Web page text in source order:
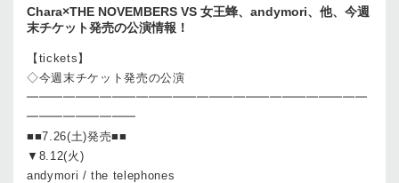
Chara×THE NOVEMBERS VS 女王蜂、andymori、他、今週
末チケット発売の公演情報！
【tickets】
◇今週末チケット発売の公演
━━━━━━━━━━━━━━━━━━━━━━━━━━━━
━━━━━━━━━
■■7.26(土)発売■■
▼8.12(火)
andymori / the telephones